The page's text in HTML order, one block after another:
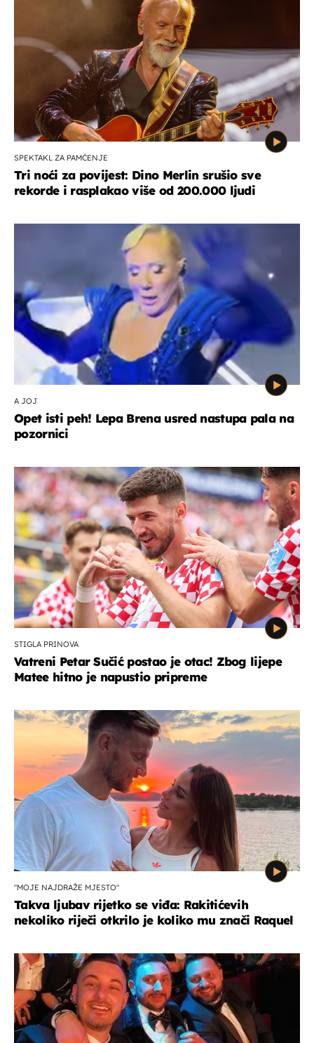
SPEKTAKL ZA PAMĆENJE
Tri noći za povijest: Dino Merlin srušio sve
rekorde i rasplakao više od 200.000 ljudi
A JOJ
Opet isti peh! Lepa Brena usred nastupa pala na
pozornici
STIGLA PRINOVA
Vatreni Petar Sučić postao je otac! Zbog lijepe
Matee hitno je napustio pripreme
"MOJE NAJDRAŽE MJESTO"
Takva ljubav rijetko se viđa: Rakitićevih
nekoliko riječi otkrilo je koliko mu znači Raquel